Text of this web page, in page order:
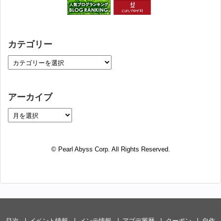
カテゴリー
アーカイブ
© Pearl Abyss Corp. All Rights Reserved.